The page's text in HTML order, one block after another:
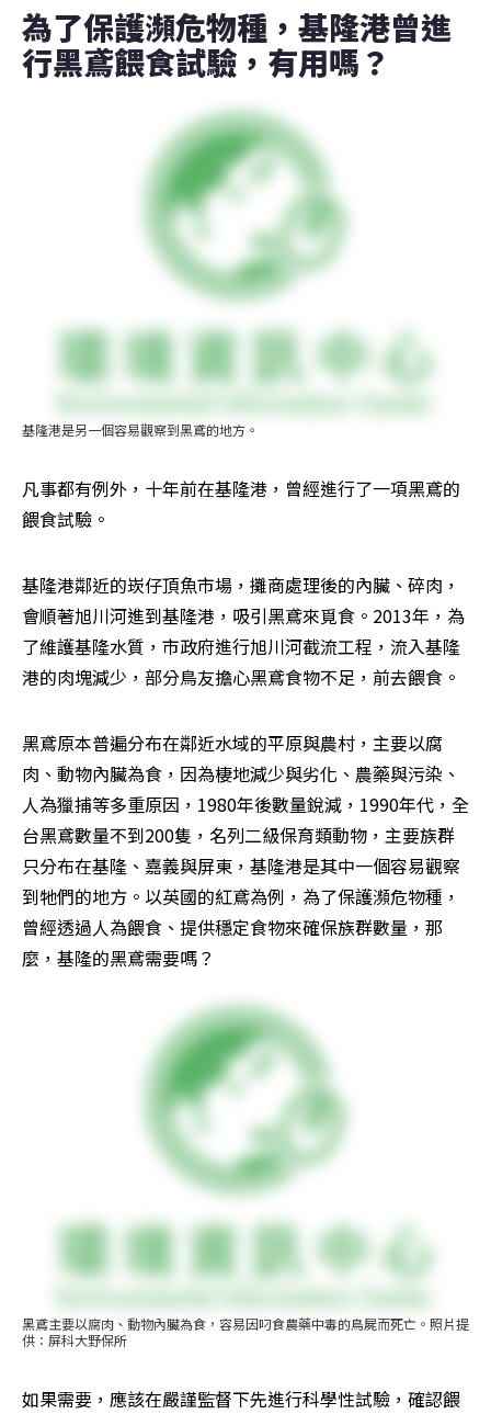
為了保護瀕危物種，基隆港曾進
行黑鳶餵食試驗，有用嗎？
基隆港是另一個容易觀察到黑鳶的地方。
凡事都有例外，十年前在基隆港，曾經進行了一項黑鳶的
餵食試驗。
基隆港鄰近的崁仔頂魚市場，攤商處理後的內臟、碎肉，
會順著旭川河進到基隆港，吸引黑鳶來覓食。2013年，為
了維護基隆水質，市政府進行旭川河截流工程，流入基隆
港的肉塊減少，部分鳥友擔心黑鳶食物不足，前去餵食。
黑鳶原本普遍分布在鄰近水域的平原與農村，主要以腐
肉、動物內臟為食，因為棲地減少與劣化、農藥與污染、
人為獵捕等多重原因，1980年後數量銳減，1990年代，全
台黑鳶數量不到200隻，名列二級保育類動物，主要族群
只分布在基隆、嘉義與屏東，基隆港是其中一個容易觀察
到牠們的地方。以英國的紅鳶為例，為了保護瀕危物種，
曾經透過人為餵食、提供穩定食物來確保族群數量，那
麼，基隆的黑鳶需要嗎？
黑鳶主要以腐肉、動物內臟為食，容易因叼食農藥中毒的鳥屍而死亡。照片提
供：屏科大野保所
如果需要，應該在嚴謹監督下先進行科學性試驗，確認餵